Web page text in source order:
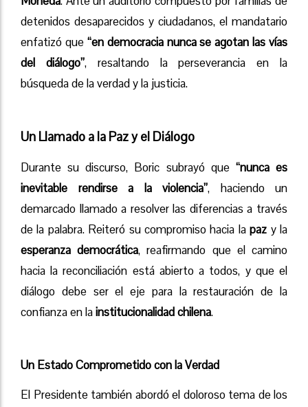
detenidos desaparecidos y ciudadanos, el mandatario
enfatizó que “en democracia nunca se agotan las vías
del diálogo”, resaltando la perseverancia en la
búsqueda de la verdad y la justicia.
Un Llamado a la Paz y el Diálogo
Durante su discurso, Boric subrayó que “nunca es
inevitable rendirse a la violencia”, haciendo un
demarcado llamado a resolver las diferencias a través
de la palabra. Reiteró su compromiso hacia lapaz y la
esperanza democrática, reafirmando que el camino
hacia la reconciliación está abierto a todos, y que el
diálogo debe ser el eje para la restauración de la
confianza en lainstitucionalidad chilena.
Un Estado Comprometido con la Verdad
El Presidente también abordó el doloroso tema de los